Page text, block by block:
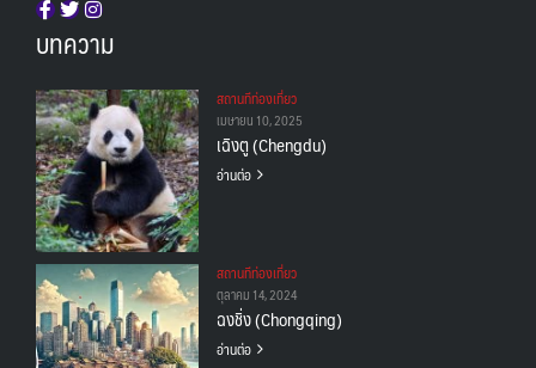
บทความ
สถานทีท่องเที่ยว
เมษายน 10, 2025
เฉิงตู (Chengdu)
อ่านต่อ
สถานทีท่องเที่ยว
ตุลาคม 14, 2024
ฉงชิ่ง (Chongqing)
อ่านต่อ